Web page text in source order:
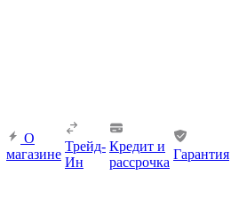
О
магазине
Трейд-
Ин
Кредит и
рассрочка
Гарантия